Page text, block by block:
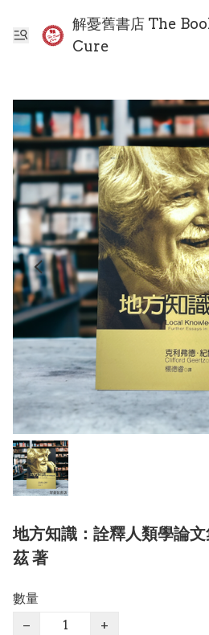
解憂舊書店 The
Cure
地方知識：詮釋人類學論
茲 著
數量
−
+